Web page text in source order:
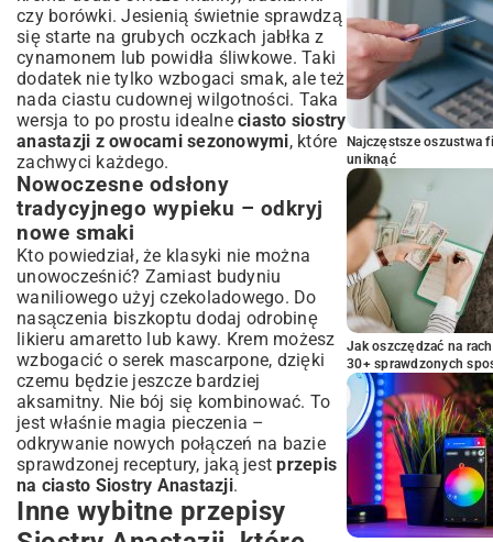
czy borówki. Jesienią świetnie sprawdzą
się starte na grubych oczkach jabłka z
cynamonem lub powidła śliwkowe. Taki
dodatek nie tylko wzbogaci smak, ale też
nada ciastu cudownej wilgotności. Taka
wersja to po prostu idealne ciasto siostry
anastazji z owocami sezonowymi, które
zachwyci każdego.
Nowoczesne odsłony
tradycyjnego wypieku – odkryj
nowe smaki
Kto powiedział, że klasyki nie można
unowocześnić? Zamiast budyniu
waniliowego użyj czekoladowego. Do
nasączenia biszkoptu dodaj odrobinę
likieru amaretto lub kawy. Krem możesz
wzbogacić o serek mascarpone, dzięki
czemu będzie jeszcze bardziej
aksamitny. Nie bój się kombinować. To
jest właśnie magia pieczenia –
odkrywanie nowych połączeń na bazie
sprawdzonej receptury, jaką jestprzepis
na ciasto Siostry Anastazji.
Inne wybitne przepisy
Najczęstsze oszustwa
uniknąć
Jak oszczędzać na
30+ sprawdzonych